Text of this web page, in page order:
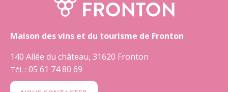
Maison des vins et du tourisme de Fronton
140 Allée du château, 31620 Fronton
Tél. : 05 61 74 80 69